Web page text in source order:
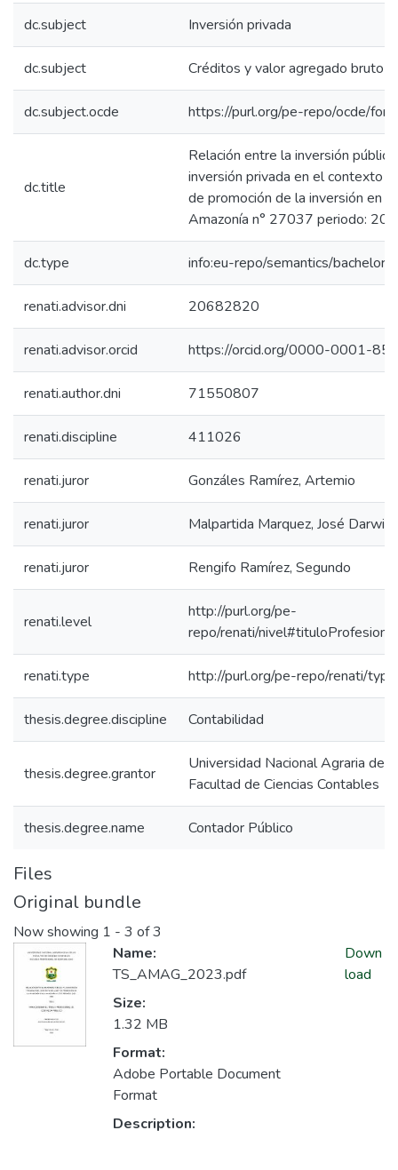
dc.subject Inversión privada
dc.subject Créditos y valor agregado bruto
dc.subject.ocde https://purl.org/pe-repo/ocde/
dc.title
Relación entre la inversión
inversión privada en el contexto
de promoción de la inversión en la
Amazonía n° 27037 periodo:
dc.type info:eu-repo/semantics/
renati.advisor.dni 20682820
renati.advisor.orcid https://orcid.org/0000-0001-
renati.author.dni 71550807
renati.discipline 411026
renati.juror Gonzáles Ramírez, Artemio
renati.juror Malpartida Marquez, José Darwin
renati.juror Rengifo Ramírez, Segundo
renati.level
http://purl.org/pe-
repo/renati/nivel#tituloProfesional
renati.type http://purl.org/pe-repo/renati/
thesis.degree.discipline Contabilidad
thesis.degree.grantor
Universidad Nacional Agraria de
Facultad de Ciencias Contables
thesis.degree.name Contador Público
Files
Original bundle
Now showing 1 - 3 of 3
Name:
TS_AMAG_2023.pdf
Size:
1.32 MB
Format:
Adobe Portable Document
Format
Description:
Down
load